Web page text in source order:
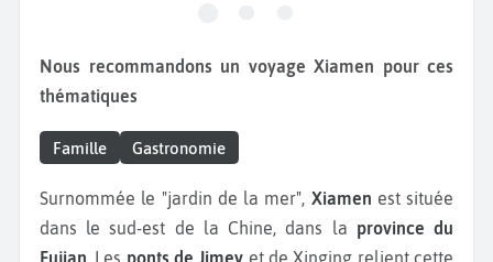
Nous recommandons un voyage Xiamen pour ces
thématiques
Famille Gastronomie
Surnommée le "jardin de la mer", Xiamen est située
dans le sud-est de la Chine, dans la province du
Fujian. Les ponts de Jimey et de Xinging relient cette